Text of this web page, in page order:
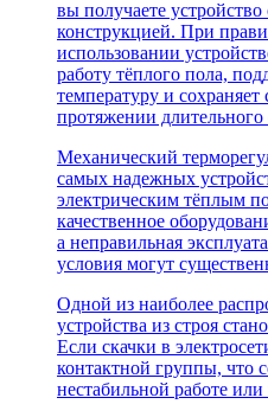
вы получаете
конструкцией. При
использовании
работу тёплого пола,
температуру и
протяжении
Механический
самых надежных
электрическим тёплым
качественное
а неправильная
условия могут
Одной из наиболее
устройства из строя
Если скачки в
контактной группы, что
нестабильной работе